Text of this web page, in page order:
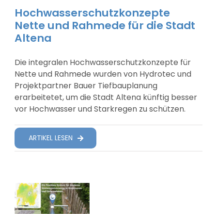
Hochwasserschutzkonzepte
Nette und Rahmede für die Stadt
Altena
Die integralen Hochwasserschutzkonzepte für
Nette und Rahmede wurden von Hydrotec und
Projektpartner Bauer Tiefbauplanung
erarbeitetet, um die Stadt Altena künftig besser
vor Hochwasser und Starkregen zu schützen.
ARTIKEL LESEN